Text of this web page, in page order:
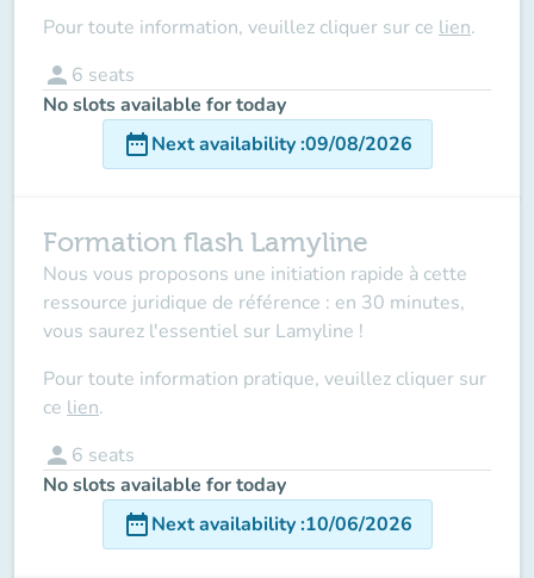
Pour toute information, veuillez cliquer sur ce lien.
person 6 seats
No slots available for today
date_rangeNext availability:09/08/2026
Formation flash Lamyline
Nous vous proposons une initiation rapide à cette
ressource juridique de référence : en 30 minutes,
vous saurez l'essentiel sur Lamyline !
Pour toute information pratique, veuillez cliquer sur
ce lien.
person 6 seats
No slots available for today
date_rangeNext availability:10/06/2026